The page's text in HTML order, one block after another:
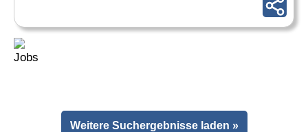
Weitere Suchergebnisse laden »